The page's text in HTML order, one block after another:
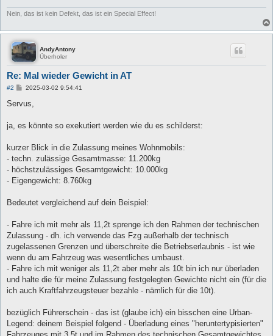
Nein, das ist kein Defekt, das ist ein Special Effect!
AndyAntony
Überholer
Re: Mal wieder Gewicht in AT
#2
B
i
a
2025-03-02 9:54:41
Servus,
ja, es könnte so exekutiert werden wie du es schilderst:
kurzer Blick in die Zulassung meines Wohnmobils:
- techn. zulässige Gesamtmasse: 11.200kg
- höchstzulässiges Gesamtgewicht: 10.000kg
- Eigengewicht: 8.760kg
Bedeutet vergleichend auf dein Beispiel:
- Fahre ich mit mehr als 11,2t sprenge ich den Rahmen der technischen
Zulassung - dh. ich verwende das Fzg außerhalb der technisch
zugelassenen Grenzen und überschreite die Betriebserlaubnis - ist wie
wenn du am Fahrzeug was wesentliches umbaust.
- Fahre ich mit weniger als 11,2t aber mehr als 10t bin ich nur überladen
und halte die für meine Zulassung festgelegten Gewichte nicht ein (für die
ich auch Kraftfahrzeugsteuer bezahle - nämlich für die 10t).
bezüglich Führerschein - das ist (glaube ich) ein bisschen eine Urban-
Legend: deinem Beispiel folgend - Überladung eines "heruntertypisierten"